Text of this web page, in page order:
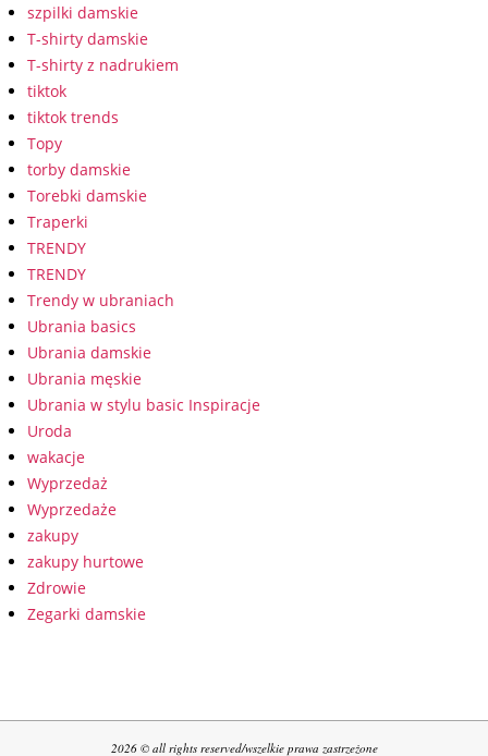
szpilki damskie
T-shirty damskie
T-shirty z nadrukiem
tiktok
tiktok trends
Topy
torby damskie
Torebki damskie
Traperki
TRENDY
TRENDY
Trendy w ubraniach
Ubrania basics
Ubrania damskie
Ubrania męskie
Ubrania w stylu basic Inspiracje
Uroda
wakacje
Wyprzedaż
Wyprzedaże
zakupy
zakupy hurtowe
Zdrowie
Zegarki damskie
2026 © all rights reserved/wszelkie prawa zastrzeżone